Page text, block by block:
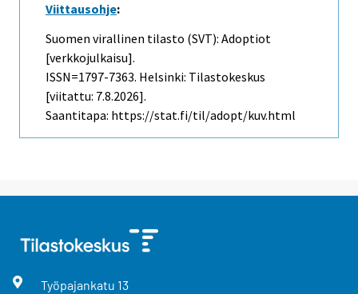
Viittausohje:
Suomen virallinen tilasto (SVT): Adoptiot
[verkkojulkaisu].
ISSN=1797-7363. Helsinki: Tilastokeskus
[viitattu: 7.8.2026].
Saantitapa: https://stat.fi/til/adopt/kuv.html
Työpajankatu 13